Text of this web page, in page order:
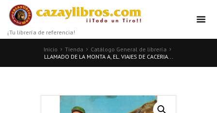
¡Tu librería de referencia!
Inicio Tienda
Catálogo General de librería
LLAMADO DE LA MONTA A, EL. VIAJES DE CACERIA...